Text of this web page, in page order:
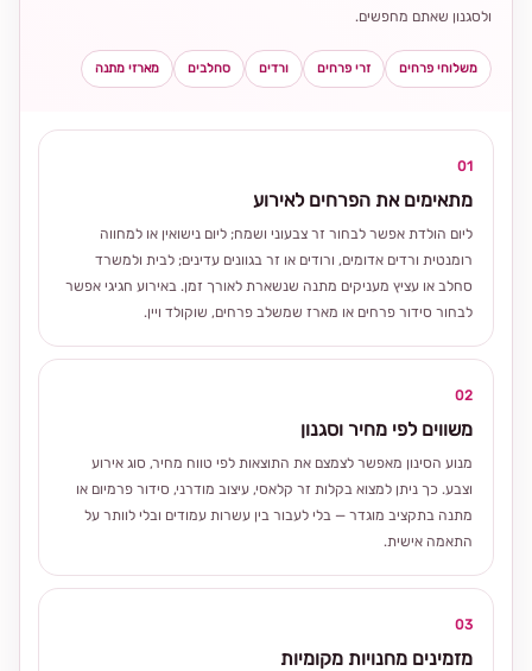
ולסגנון שאתם מחפשים.
משלוחי פרחים זרי פרחים ורדים סחלבים מארזי מתנה
01
מתאימים את הפרחים לאירוע
ליום הולדת אפשר לבחור זר צבעוני ושמח; ליום נישואין או למחווה
רומנטית ורדים אדומים, ורודים או זר בגוונים עדינים; לבית ולמשרד
סחלב או עציץ מעניקים מתנה שנשארת לאורך זמן. באירוע חגיגי אפשר
לבחור סידור פרחים או מארז שמשלב פרחים, שוקולד ויין.
02
משווים לפי מחיר וסגנון
מנוע הסינון מאפשר לצמצם את התוצאות לפי טווח מחיר, סוג אירוע
וצבע. כך ניתן למצוא בקלות זר קלאסי, עיצוב מודרני, סידור פרמיום או
מתנה בתקציב מוגדר — בלי לעבור בין עשרות עמודים ובלי לוותר על
התאמה אישית.
03
מזמינים מחנויות מקומיות